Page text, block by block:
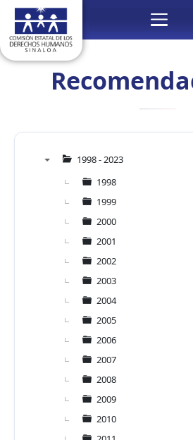
Menú
contenido
1998 - 2023
1998
1999
2000
2001
2002
2003
2004
2005
2006
2007
2008
2009
2010